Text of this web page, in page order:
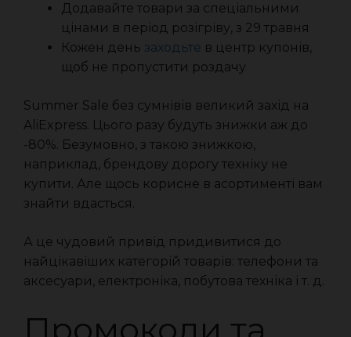
Додавайте товари за спеціальними
цінами в період розігріву, з 29 травня
Кожен день заходьте в центр купонів,
щоб не пропустити роздачу
Summer Sale без сумнівів великий захід на
AliExpress. Цього разу будуть знижки аж до
-80%. Безумовно, з такою знижкою,
наприклад, брендову дорогу техніку не
купити. Але щось корисне в асортименті вам
знайти вдасться.
А це чудовий привід придивитися до
найцікавіших категорій товарів: телефони та
аксесуари, електроніка, побутова техніка і т. д.